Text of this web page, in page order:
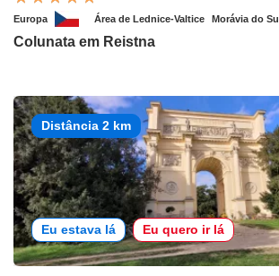
Europa Área de Lednice-Valtice Morávia do Sul
Colunata em Reistna
Distância 2 km
Eu estava lá Eu quero ir lá